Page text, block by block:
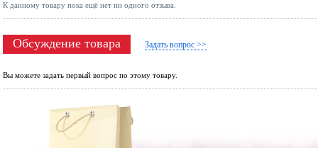
К данному товару пока ещё нет ни одного отзыва.
Обсуждение товара Задать вопрос >>
Вы можете задать первый вопрос по этому товару.